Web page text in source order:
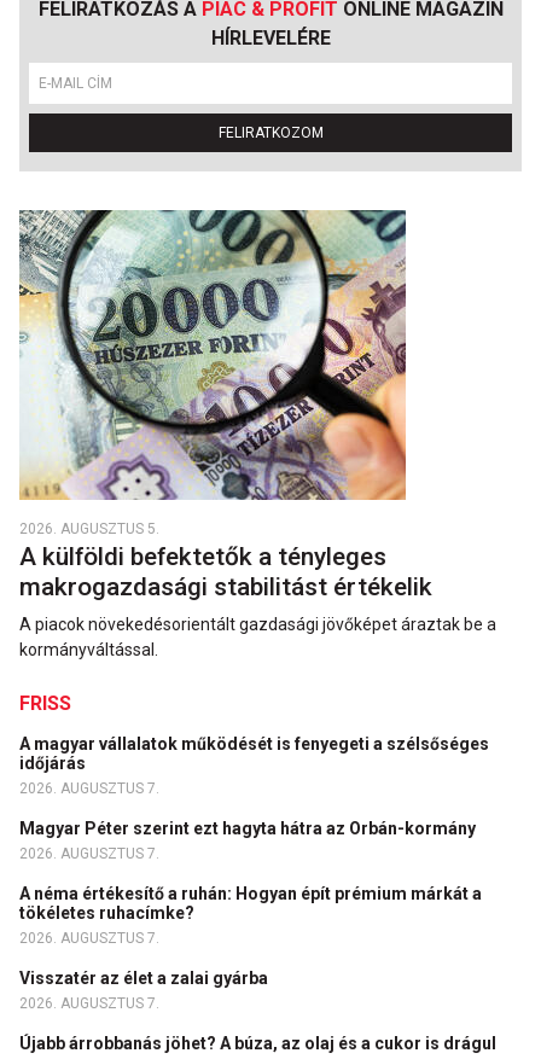
FELIRATKOZÁS A PIAC & PROFIT ONLINE MAGAZIN
HÍRLEVELÉRE
FELIRATKOZOM
2026. AUGUSZTUS 5.
A külföldi befektetők a tényleges
makrogazdasági stabilitást értékelik
A piacok növekedésorientált gazdasági jövőképet áraztak be a
kormányváltással.
FRISS
A magyar vállalatok működését is fenyegeti a szélsőséges
időjárás
2026. AUGUSZTUS 7.
Magyar Péter szerint ezt hagyta hátra az Orbán-kormány
2026. AUGUSZTUS 7.
A néma értékesítő a ruhán: Hogyan épít prémium márkát a
tökéletes ruhacímke?
2026. AUGUSZTUS 7.
Visszatér az élet a zalai gyárba
2026. AUGUSZTUS 7.
Újabb árrobbanás jöhet? A búza, az olaj és a cukor is drágul